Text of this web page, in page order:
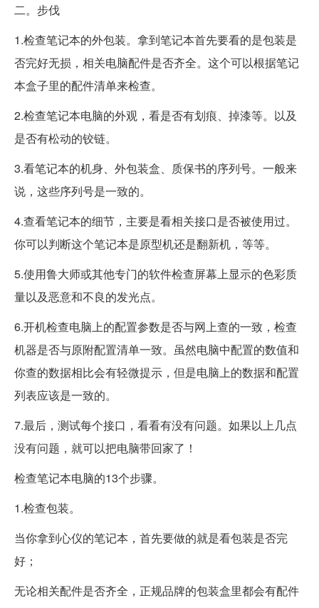
二。步伐
1.检查笔记本的外包装。拿到笔记本首先要看的是包装是
否完好无损，相关电脑配件是否齐全。这个可以根据笔记
本盒子里的配件清单来检查。
2.检查笔记本电脑的外观，看是否有划痕、掉漆等。以及
是否有松动的铰链。
3.看笔记本的机身、外包装盒、质保书的序列号。一般来
说，这些序列号是一致的。
4.查看笔记本的细节，主要是看相关接口是否被使用过。
你可以判断这个笔记本是原型机还是翻新机，等等。
5.使用鲁大师或其他专门的软件检查屏幕上显示的色彩质
量以及恶意和不良的发光点。
6.开机检查电脑上的配置参数是否与网上查的一致，检查
机器是否与原附配置清单一致。虽然电脑中配置的数值和
你查的数据相比会有轻微提示，但是电脑上的数据和配置
列表应该是一致的。
7.最后，测试每个接口，看看有没有问题。如果以上几点
没有问题，就可以把电脑带回家了！
检查笔记本电脑的13个步骤。
1.检查包装。
当你拿到心仪的笔记本，首先要做的就是看包装是否完
好；
无论相关配件是否齐全，正规品牌的包装盒里都会有配件